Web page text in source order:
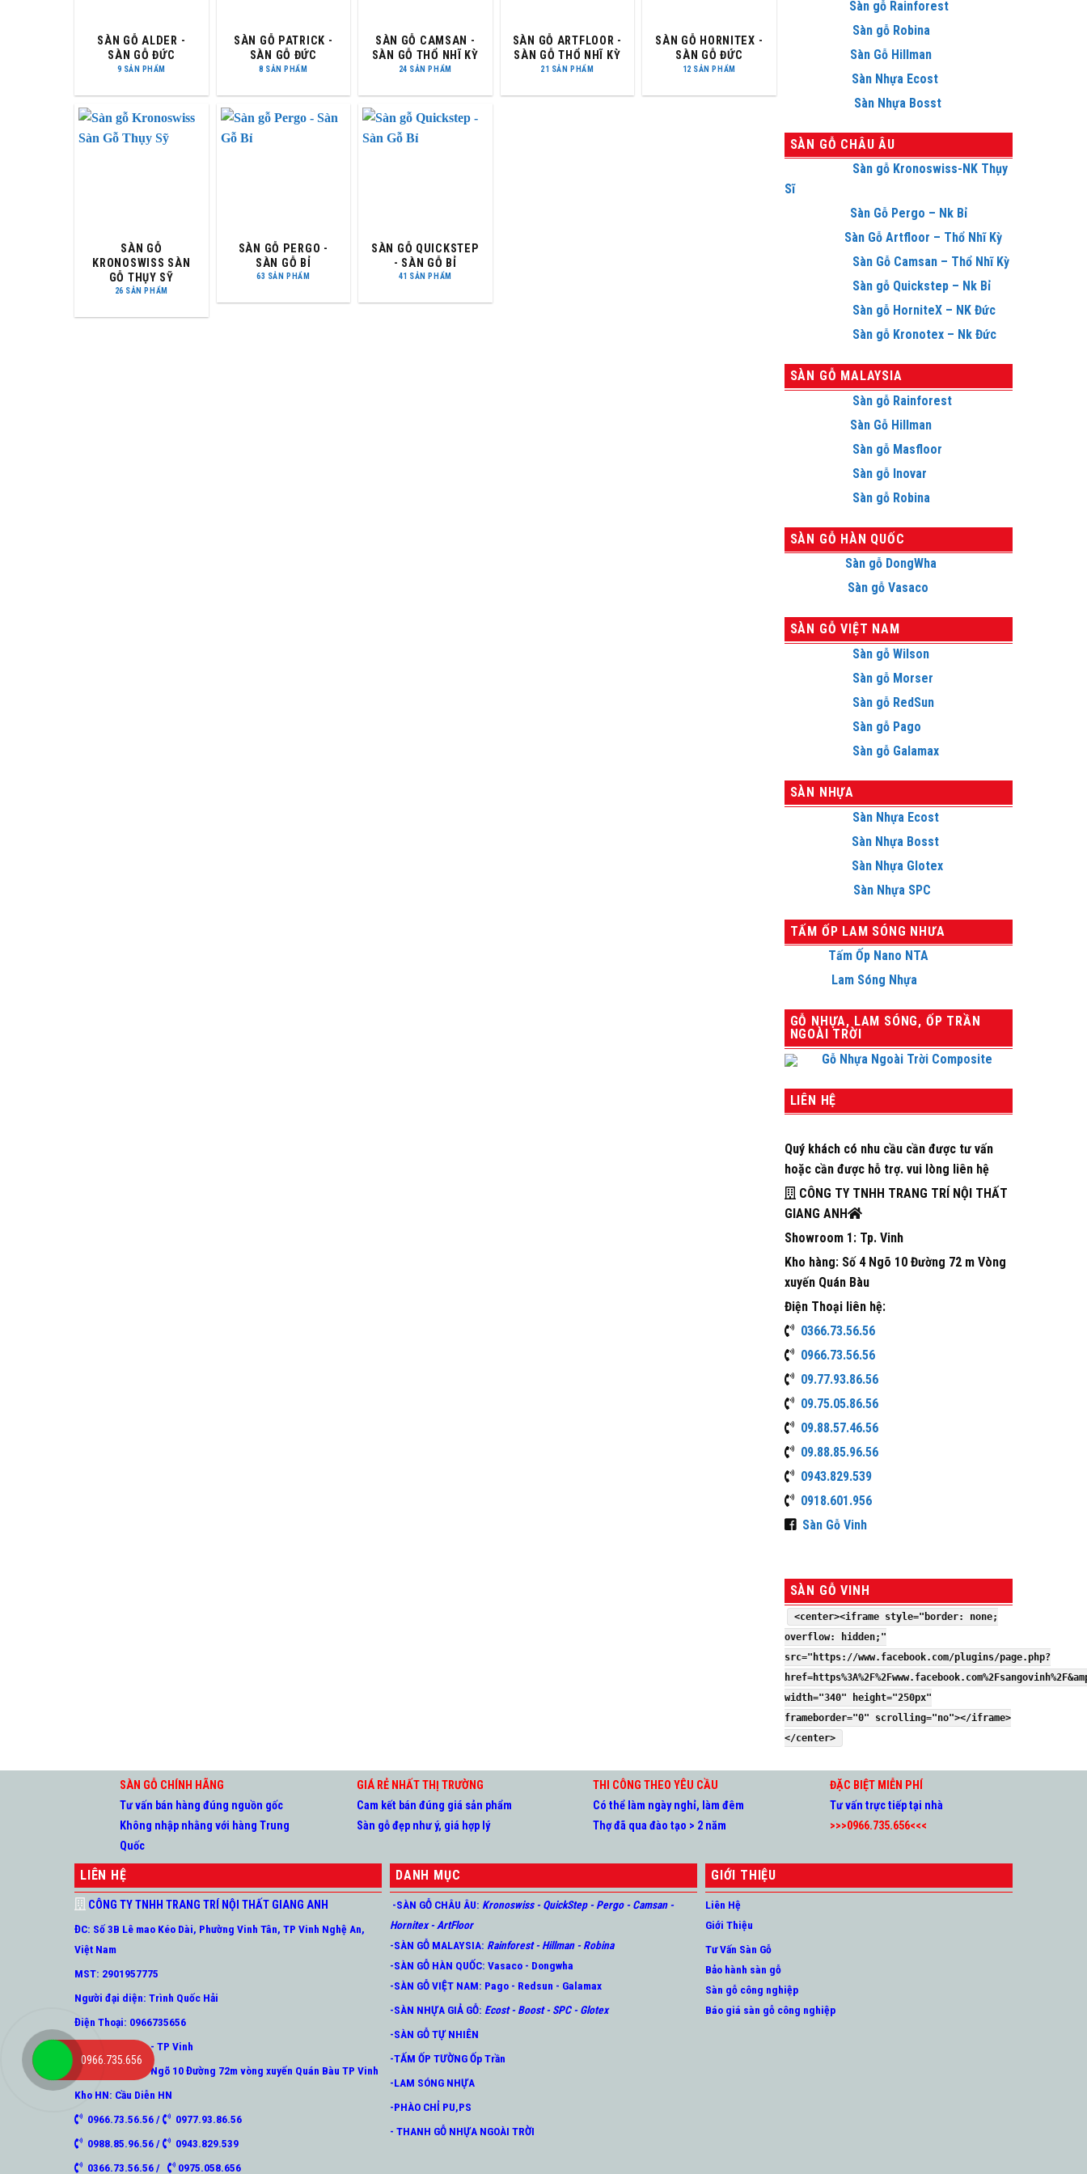
SÀN GỖ ALDER -
SÀN GỖ ĐỨC
9 SẢN PHẨM
SÀN GỖ PATRICK -
SÀN GỖ ĐỨC
8 SẢN PHẨM
SÀN GỖ CAMSAN -
SÀN GỖ THỔ NHĨ KỲ
24 SẢN PHẨM
SÀN GỖ ARTFLOOR -
SÀN GỖ THỔ NHĨ KỲ
21 SẢN PHẨM
SÀN GỖ HORNITEX -
SÀN GỖ ĐỨC
12 SẢN PHẨM
SÀN GỖ
KRONOSWISS SÀN
GỖ THỤY SỸ
26 SẢN PHẨM
SÀN GỖ PERGO -
SÀN GỖ BỈ
63 SẢN PHẨM
SÀN GỖ QUICKSTEP
- SÀN GỖ BỈ
41 SẢN PHẨM
Sàn gỗ Rainforest
Sàn gỗ Robina
Sàn Gỗ Hillman
Sàn Nhựa Ecost
Sàn Nhựa Bosst
SÀN GỖ CHÂU ÂU
Sàn gỗ Kronoswiss-NK Thụy
Sĩ
Sàn Gỗ Pergo – Nk Bỉ
Sàn Gỗ Artfloor – Thổ Nhĩ Kỳ
Sàn Gỗ Camsan – Thổ Nhĩ Kỳ
Sàn gỗ Quickstep – Nk Bỉ
Sàn gỗ HorniteX – NK Đức
Sàn gỗ Kronotex – Nk Đức
SÀN GỖ MALAYSIA
Sàn gỗ Rainforest
Sàn Gỗ Hillman
Sàn gỗ Masfloor
Sàn gỗ Inovar
Sàn gỗ Robina
SÀN GỖ HÀN QUỐC
Sàn gỗ DongWha
Sàn gỗ Vasaco
SÀN GỖ VIỆT NAM
Sàn gỗ Wilson
Sàn gỗ Morser
Sàn gỗ RedSun
Sàn gỗ Pago
Sàn gỗ Galamax
SÀN NHỰA
Sàn Nhựa Ecost
Sàn Nhựa Bosst
Sàn Nhựa Glotex
Sàn Nhựa SPC
TẤM ỐP LAM SÓNG NHƯA
Tấm Ốp Nano NTA
Lam Sóng Nhựa
GỖ NHỰA, LAM SÓNG, ỐP TRẦN
NGOÀI TRỜI
Gỗ Nhựa Ngoài Trời Composite
LIÊN HỆ
Quý khách có nhu cầu cần được tư vấn
hoặc cần được hỗ trợ. vui lòng liên hệ
CÔNG TY TNHH TRANG TRÍ NỘI THẤT
GIANG ANH
Showroom 1: Tp. Vinh
Kho hàng: Số 4 Ngõ 10 Đường 72 m Vòng
xuyến Quán Bàu
Điện Thoại liên hệ:
0366.73.56.56
0966.73.56.56
09.77.93.86.56
09.75.05.86.56
09.88.57.46.56
09.88.85.96.56
0943.829.539
0918.601.956
Sàn Gỗ Vinh
SÀN GỖ VINH
<center><iframe style="border: none;
overflow: hidden;"
src="https://www.facebook.com/plugins/page.php?
width="340" height="250px"
frameborder="0" scrolling="no"></iframe>
</center>
SÀN GỖ CHÍNH HÃNG
Tư vấn bán hàng đúng nguồn gốc
Không nhập nhằng với hàng Trung
Quốc
GIÁ RẺ NHẤT THỊ TRƯỜNG
Cam kết bán đúng giá sản phẩm
Sàn gỗ đẹp như ý, giá hợp lý
THI CÔNG THEO YÊU CẦU
Có thể làm ngày nghỉ, làm đêm
Thợ đã qua đào tạo > 2 năm
ĐẶC BIỆT MIỄN PHÍ
Tư vấn trực tiếp tại nhà
>>>0966.735.656<<<
LIÊN HỆ
CÔNG TY TNHH TRANG TRÍ NỘI THẤT GIANG ANH
ĐC: Số 3B Lê mao Kéo Dài, Phường Vinh Tân, TP Vinh Nghệ An,
Việt Nam
MST: 2901957775
Người đại diện: Trình Quốc Hải
Điện Thoại: 0966735656
Showroom : - TP Vinh
Kho Vinh:: Số 4 Ngõ 10 Đường 72m vòng xuyến Quán Bàu TP Vinh
Kho HN: Cầu Diễn HN
0966.73.56.56 /
0977.93.86.56
0988.85.96.56 /
0943.829.539
0366.73.56.56 /
0975.058.656
DANH MỤC
-SÀN GỖ CHÂU ÂU: Kronoswiss-QuickStep-Pergo-Camsan-
Hornitex - ArtFloor
-SÀN GỖ MALAYSIA: Rainforest-Hillman-Robina
-SÀN GỖ HÀN QUỐC: Vasaco- Dongwha
-SÀN GỖ VIỆT NAM: Pago- Redsun - Galamax
-SÀN NHỰA GIẢ GỖ: Ecost-Boost-SPC-Glotex
-SÀN GỖ TỰ NHIÊN
-TẤM ỐP TƯỜNG Ốp Trần
-LAM SÓNG NHỰA
-PHÀO CHỈ PU,PS
- THANH GỖ NHỰA NGOÀI TRỜI
GIỚI THIỆU
Liên Hệ
Giới Thiệu
Tư Vấn Sàn Gỗ
Bảo hành sàn gỗ
Sàn gỗ công nghiệp
Báo giá sàn gỗ công nghiệp
0966.735.656